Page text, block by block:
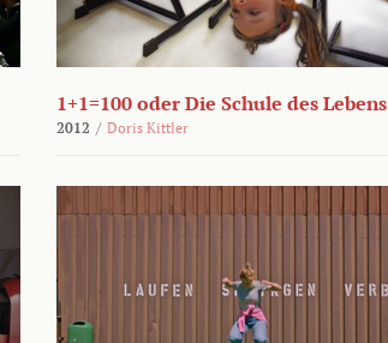
1+1=100 oder Die Schule des Lebens
2012 / Doris Kittler